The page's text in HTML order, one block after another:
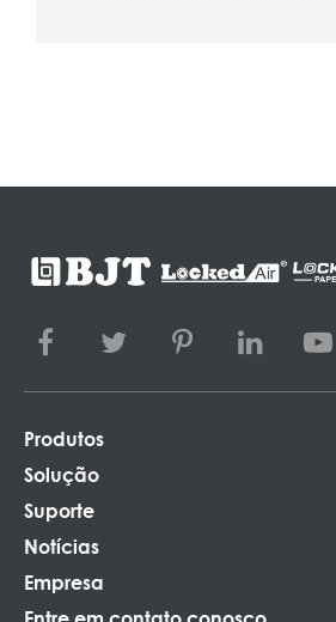
Produtos
Solução
Suporte
Notícias
Empresa
Entre em contato conosco